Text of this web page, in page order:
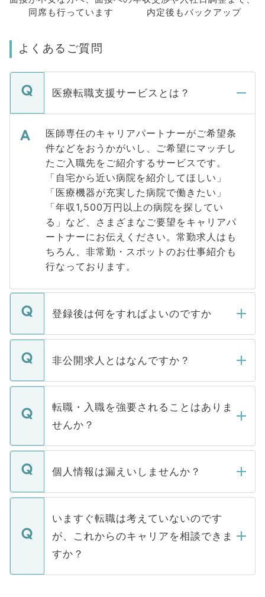
同席も行っています
内定後もバックアップ
よくあるご質問
医療転職支援サービスとは？
医師専任のキャリアパートナーがご希望条
件などをおうかがいし、ご希望にマッチし
たご入職先をご紹介するサービスです。
「自宅から近い病院を紹介してほしい」
「医療機器が充実した病院で働きたい」
「年収1,500万円以上の病院を探してい
る」など、さまざまなご要望をキャリアパ
ートナーにお伝えください。常勤求人はも
ちろん、非常勤・スポットのお仕事紹介も
行なっております。
登録後は何をすればよいのですか
ご登録いただきましたら、弊社担当者がご
登録内容を確認し、その後メールもしくは
ます。通常、5営業日以内にはご連絡をせて
いただきますので、しばらくお待ちくださ
非公開求人とはなんですか？
マイナビDOCTORで取り扱っている求人の
うち約3割は、Webサイトからご覧いただ
けない「非公開求人」です。非公開求人は
下記の理由によって、一般には公開してい
ません。
■応募殺到を避けるため 人気のある医療機
関を公にしてしまうと、応募が殺到する場
に、医療機関が求める条件に合った人材の
みを人材紹介会社に依頼するケースが増え
ています。
転職・入職を強要されることはありま
せんか？
転職・入職を強要することは一切ありませ
ん。また、仮に応募先から内定をいただい
定を承諾する必要はありません。内定先へ
の辞退の連絡はキャリアパートナーが行い
個人情報は漏えいしませんか？
個人情報が漏えいすることはありませんの
で、ご安心ください。当サイトからの登録
などで収集したご登録者様の個人情報は、
ご本人のキャリアアップおよび転職活動の
支援を目的に使用いたします。お預かりし
ているすべての個人データはご本人の許可
いますぐ転職は考えていないのです
が、これからのキャリアを相談できま
すか？